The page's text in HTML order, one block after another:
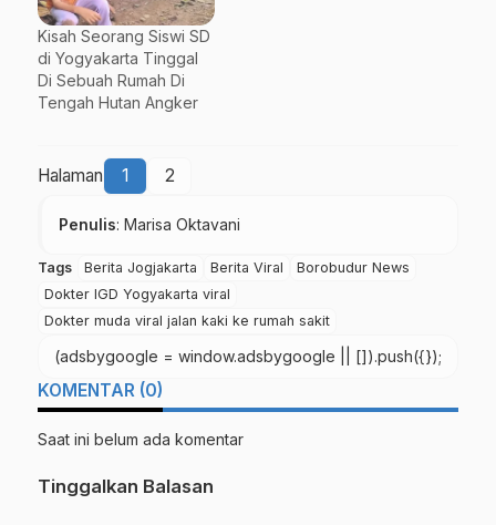
Kisah Seorang Siswi SD
di Yogyakarta Tinggal
Di Sebuah Rumah Di
Tengah Hutan Angker
Halaman 1 2
Penulis: Marisa Oktavani
Tags Berita Jogjakarta Berita Viral
Borobudur News
Dokter IGD Yogyakarta viral
Dokter muda viral jalan kaki ke rumah sakit
(adsbygoogle = window.adsbygoogle || []).push({});
KOMENTAR (0)
Saat ini belum ada komentar
Tinggalkan Balasan